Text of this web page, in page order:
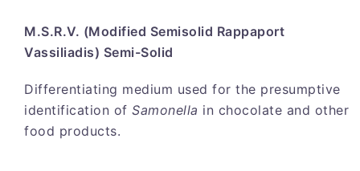
M.S.R.V. (Modified Semisolid Rappaport
Vassiliadis) Semi-Solid
Differentiating medium used for the presumptive
identification of Samonella in chocolate and other
food products.